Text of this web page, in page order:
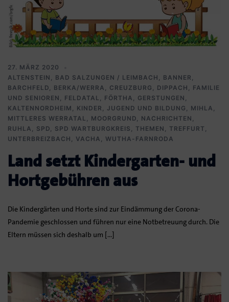
27. MÄRZ 2020
ALTENSTEIN , BAD SALZUNGEN / LEIMBACH , BANNER ,
BARCHFELD, BERKA/WERRA , CREUZBURG , DIPPACH , FAMILIE
UND SENIOREN , FELDATAL , FÖRTHA , GERSTUNGEN ,
KALTENNORDHEIM , KINDER, JUGEND UND BILDUNG , MIHLA ,
MITTLERES WERRATAL , MOORGRUND, NACHRICHTEN ,
RUHLA , SPD, SPD WARTBURGKREIS , THEMEN , TREFFURT ,
UNTERBREIZBACH , VACHA , WUTHA-FARNRODA
Land setzt Kindergarten- und
Hortgebühren aus
Die Kindergärten und Horte sind zur Eindämmung der Corona-
Pandemie geschlossen und führen nur eine Notbetreuung durch. Die
Eltern müssen sich deshalb um […]